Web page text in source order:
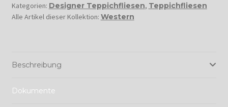
Kategorien: Designer Teppichfliesen, Teppichfliesen
Alle Artikel dieser Kollektion: Western
Beschreibung
Dokumente